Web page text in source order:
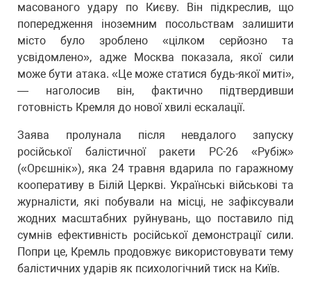
масованого удару по Києву. Він підкреслив, що
попередження іноземним посольствам залишити
місто було зроблено «цілком серйозно та
усвідомлено», адже Москва показала, якої сили
може бути атака. «Це може статися будь-якої миті»,
— наголосив він, фактично підтвердивши
готовність Кремля до нової хвилі ескалації.
Заява пролунала після невдалого запуску
російської балістичної ракети РС-26 «Рубіж»
(«Орєшнік»), яка 24 травня вдарила по гаражному
кооперативу в Білій Церкві. Українські військові та
журналісти, які побували на місці, не зафіксували
жодних масштабних руйнувань, що поставило під
сумнів ефективність російської демонстрації сили.
Попри це, Кремль продовжує використовувати тему
балістичних ударів як психологічний тиск на Київ.